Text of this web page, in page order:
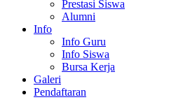
Prestasi Siswa
Alumni
Info
Info Guru
Info Siswa
Bursa Kerja
Galeri
Pendaftaran